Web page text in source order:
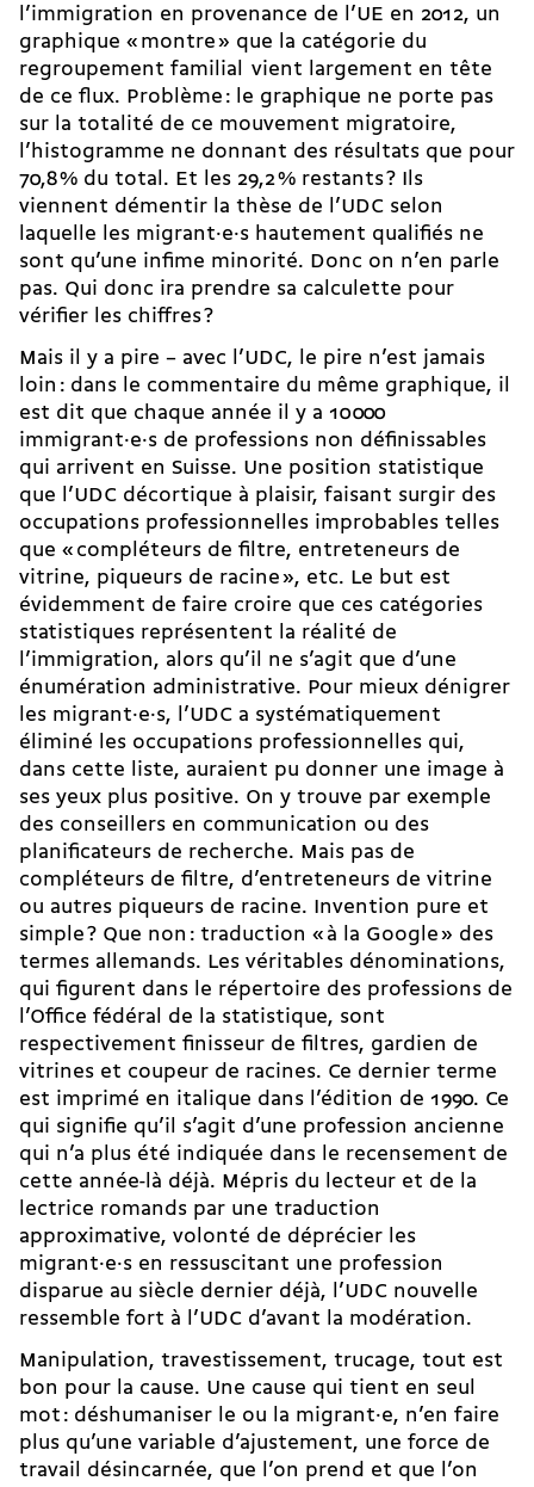
l’immigration en provenance de l’UE en 2012, un
graphique « montre » que la catégorie du
regroupement familial vient largement en tête
de ce flux. Problème : le graphique ne porte pas
sur la totalité de ce mouvement migratoire,
l’histogramme ne donnant des résultats que pour
70,8 % du total. Et les 29,2 % restants ? Ils
viennent démentir la thèse de l’UDC selon
laquelle les mi­grant·e·s hautement qualifiés ne
sont qu’une infime minorité. Donc on n’en parle
pas. Qui donc ira prendre sa calculette pour
vérifier les chiffres ?
Mais il y a pire – avec l’UDC, le pire n’est jamais
loin : dans le commentaire du même graphique, il
est dit que chaque année il y a 10 000
immigrant·e·s de professions non définissables
qui arrivent en Suisse. Une position statistique
que l’UDC décortique à plaisir, faisant surgir des
occupations professionnelles improbables telles
que « compléteurs de filtre, entreteneurs de
vitrine, piqueurs de racine », etc. Le but est
évidemment de faire croire que ces catégories
statistiques représentent la réalité de
l’immigration, alors qu’il ne s’agit que d’une
énumération administrative. Pour mieux dénigrer
les migrant·e·s, l’UDC a systématiquement
éliminé les occupations professionnelles qui,
dans cette liste, auraient pu donner une image à
ses yeux plus positive. On y trouve par exemple
des conseillers en communication ou des
planificateurs de recherche. Mais pas de
compléteurs de filtre, d’entreteneurs de vitrine
ou autres piqueurs de racine. Invention pure et
simple ? Que non : traduction « à la Google » des
termes allemands. Les véritables dénominations,
qui figurent dans le répertoire des professions de
l’Office fédéral de la statistique, sont
respectivement finisseur de filtres, gardien de
vitrines et coupeur de racines. Ce dernier terme
est imprimé en italique dans l’édition de 1990. Ce
qui signifie qu’il s’agit d’une profession ancienne
qui n’a plus été indiquée dans le recensement de
cette année-là déjà. Mépris du lecteur et de la
lectrice romands par une traduction
approximative, volonté de déprécier les
migrant·e·s en ressuscitant une profession
disparue au siècle dernier déjà, l’UDC nouvelle
ressemble fort à l’UDC d’avant la modération.
Manipulation, travestissement, trucage, tout est
bon pour la cause. Une cause qui tient en seul
mot : déshumaniser le ou la migrant·e, n’en faire
plus qu’une variable d’ajustement, une force de
travail désincarnée, que l’on prend et que l’on